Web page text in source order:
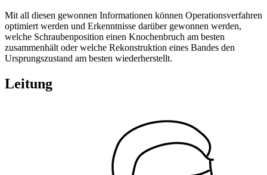
Mit all diesen gewonnen Informationen können Operationsverfahren
optimiert werden und Erkenntnisse darüber gewonnen werden,
welche Schraubenposition einen Knochenbruch am besten
zusammenhält oder welche Rekonstruktion eines Bandes den
Ursprungszustand am besten wiederherstellt.
Leitung